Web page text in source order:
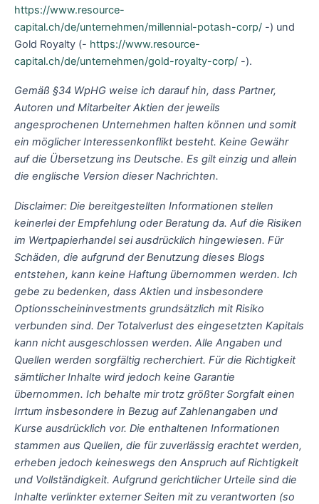
https://www.resource-
capital.ch/de/unternehmen/millennial-potash-corp/ -) und
Gold Royalty (- https://www.resource-
capital.ch/de/unternehmen/gold-royalty-corp/ -).
Gemäß §34 WpHG weise ich darauf hin, dass Partner,
Autoren und Mitarbeiter Aktien der jeweils
angesprochenen Unternehmen halten können und somit
ein möglicher Interessenkonflikt besteht. Keine Gewähr
auf die Übersetzung ins Deutsche. Es gilt einzig und allein
die englische Version dieser Nachrichten.
Disclaimer: Die bereitgestellten Informationen stellen
keinerlei der Empfehlung oder Beratung da. Auf die Risiken
im Wertpapierhandel sei ausdrücklich hingewiesen. Für
Schäden, die aufgrund der Benutzung dieses Blogs
entstehen, kann keine Haftung übernommen werden. Ich
gebe zu bedenken, dass Aktien und insbesondere
Optionsscheininvestments grundsätzlich mit Risiko
verbunden sind. Der Totalverlust des eingesetzten Kapitals
kann nicht ausgeschlossen werden. Alle Angaben und
Quellen werden sorgfältig recherchiert. Für die Richtigkeit
sämtlicher Inhalte wird jedoch keine Garantie
übernommen. Ich behalte mir trotz größter Sorgfalt einen
Irrtum insbesondere in Bezug auf Zahlenangaben und
Kurse ausdrücklich vor. Die enthaltenen Informationen
stammen aus Quellen, die für zuverlässig erachtet werden,
erheben jedoch keineswegs den Anspruch auf Richtigkeit
und Vollständigkeit. Aufgrund gerichtlicher Urteile sind die
Inhalte verlinkter externer Seiten mit zu verantworten (so